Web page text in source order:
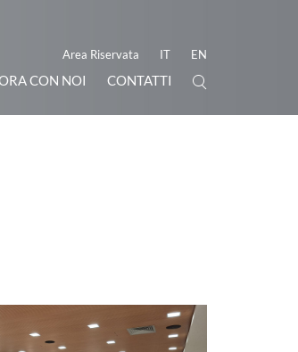
Area Riservata IT EN
CON NOI CONTATTI